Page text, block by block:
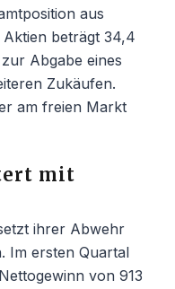
aus
beträgt 34,4
Abgabe eines
Zukäufen.
am freien Markt
mit
ihrer Abwehr
Im ersten Quartal
von 913